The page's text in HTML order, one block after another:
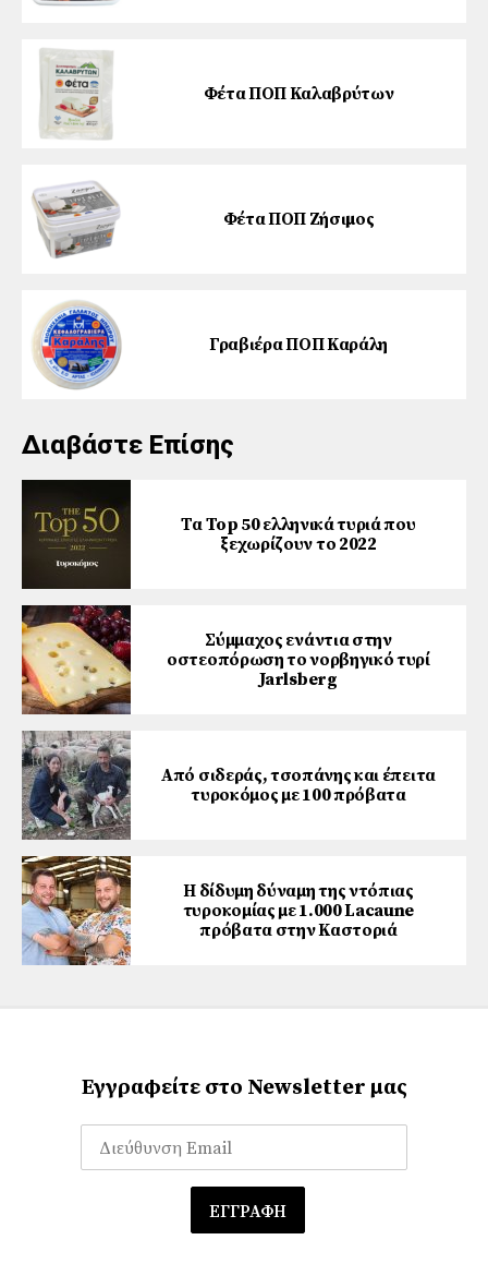
Φέτα ΠΟΠ Καλαβρύτων
Φέτα ΠΟΠ Ζήσιµος
Γραβιέρα ΠΟΠ Καράλη
Διαβάστε Επίσης
Τα Top 50 ελληνικά τυριά που
ξεχωρίζουν το 2022
Σύμμαχος ενάντια στην
οστεοπόρωση το νορβηγικό τυρί
Jarlsberg
Από σιδεράς, τσοπάνης και έπειτα
τυροκόμος με 100 πρόβατα
Η δίδυμη δύναμη της ντόπιας
τυροκομίας με 1.000 Lacaune
πρόβατα στην Καστοριά
Εγγραφείτε στο Newsletter μας